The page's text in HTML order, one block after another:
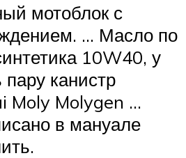
мотоблок с
… Масло по
10W40, у
канистр
Moly Molygen …
в мануале